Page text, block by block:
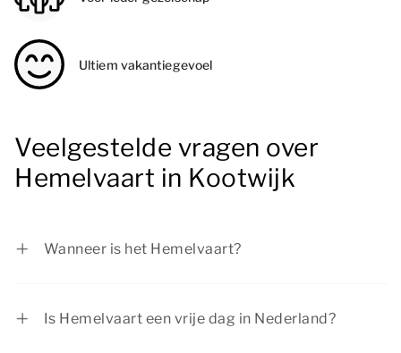
Ultiem vakantiegevoel
Veelgestelde vragen over
Hemelvaart in Kootwijk
Wanneer is het Hemelvaart?
Is Hemelvaart een vrije dag in Nederland?